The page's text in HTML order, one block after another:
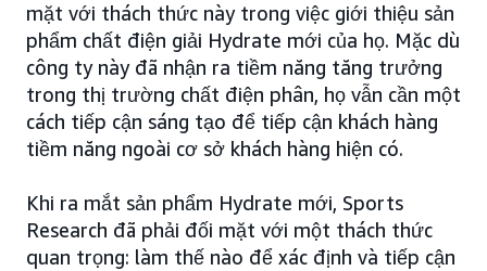
mặt với thách thức này trong việc giới thiệu sản
phẩm chất điện giải Hydrate mới của họ. Mặc dù
công ty này đã nhận ra tiềm năng tăng trưởng
trong thị trường chất điện phân, họ vẫn cần một
cách tiếp cận sáng tạo để tiếp cận khách hàng
tiềm năng ngoài cơ sở khách hàng hiện có.
Khi ra mắt sản phẩm Hydrate mới, Sports
Research đã phải đối mặt với một thách thức
quan trọng: làm thế nào để xác định và tiếp cận